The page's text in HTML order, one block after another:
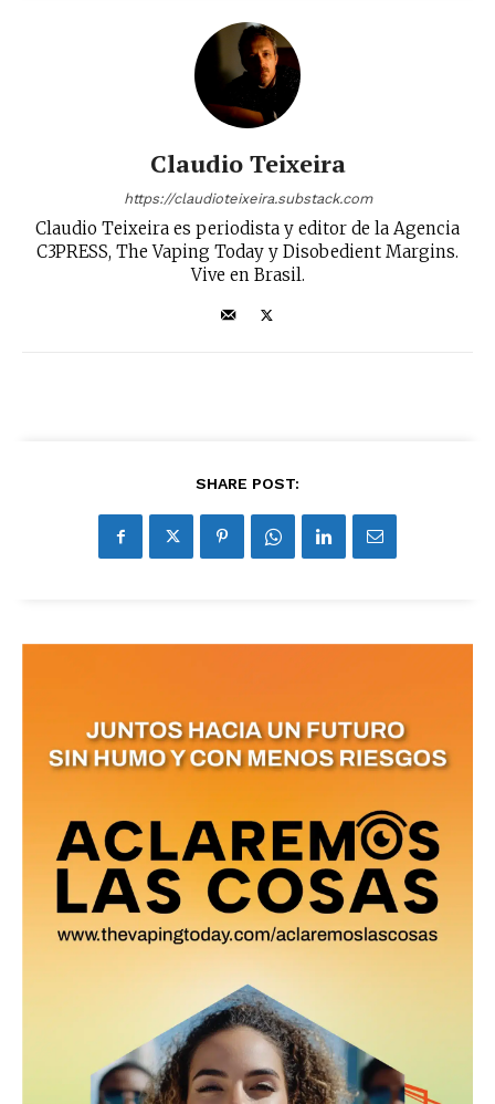
Claudio Teixeira
https://claudioteixeira.substack.com
Claudio Teixeira es periodista y editor de la Agencia
C3PRESS, The Vaping Today y Disobedient Margins.
Vive en Brasil.
SHARE POST: